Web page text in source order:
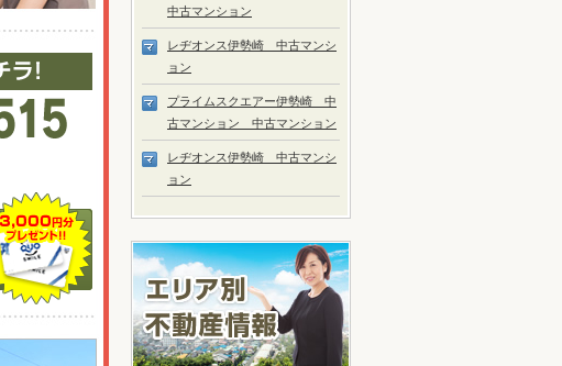
中古マンション
レヂオンス伊勢崎 中古マンシ
ョン
プライムスクエアー伊勢崎 中
古マンション 中古マンション
レヂオンス伊勢崎 中古マンシ
ョン